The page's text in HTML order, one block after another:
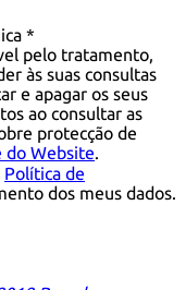
*
pelo tratamento,
às suas consultas
e apagar os seus
ao consultar as
protecção de
do Website.
Política de
dos meus dados.